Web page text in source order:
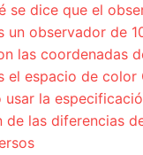
se dice que el
un observador de
las coordenadas
el espacio de color
usar la
de las diferencias